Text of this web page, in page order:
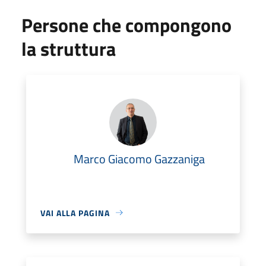
Persone che compongono
la struttura
Marco Giacomo Gazzaniga
VAI ALLA PAGINA